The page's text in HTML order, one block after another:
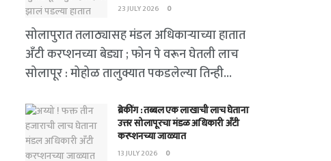
23 JULY 2026 0
सोलापुरात तलाठ्यासह मंडल अधिकाऱ्याच्या हातात
अँटी करप्शनच्या बेड्या ; फोन पे वरून घेतली लाच
सोलापूर : मोहोळ तालुक्यात पकडलेल्या तिन्ही...
ब्रेकींग : तब्बल एक लाखाची लाच घेताना
उत्तर सोलापूरचा मंडळ अधिकारी अँटी
करप्शनच्या जाळ्यात
13 JULY 2026 0